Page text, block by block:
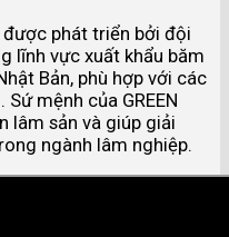
được phát triển bởi đội
lĩnh vực xuất khẩu băm
Bản, phù hợp với các
mệnh của GREEN
lâm sản và giúp giải
ngành lâm nghiệp.